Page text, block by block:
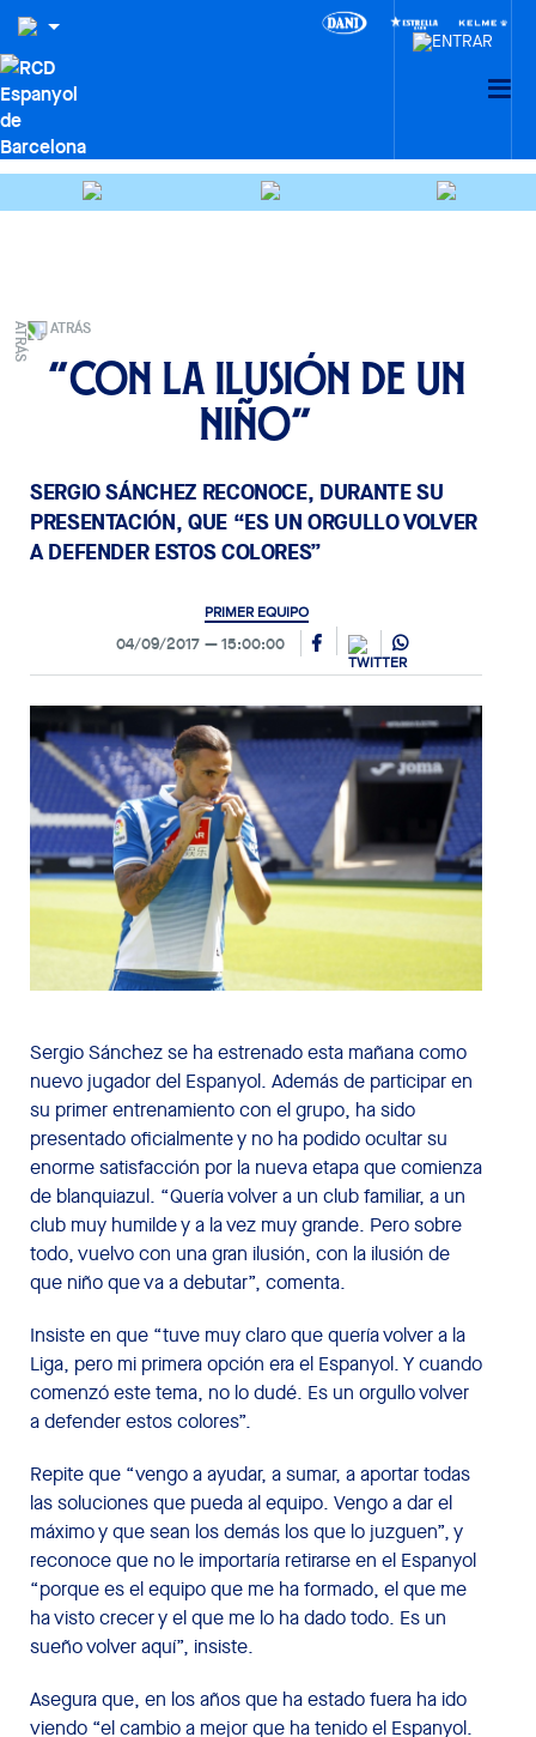
ATRÁS
“Con la ilusión de un
niño”
SERGIO SÁNCHEZ RECONOCE, DURANTE SU
PRESENTACIÓN, QUE “ES UN ORGULLO VOLVER
A DEFENDER ESTOS COLORES”
PRIMER EQUIPO
04/09/2017 15:00:00
Sergio Sánchez se ha estrenado esta mañana como
nuevo jugador del Espanyol. Además de participar en
su primer entrenamiento con el grupo, ha sido
presentado oficialmente y no ha podido ocultar su
enorme satisfacción por la nueva etapa que comienza
de blanquiazul. “Quería volver a un club familiar, a un
club muy humilde y a la vez muy grande. Pero sobre
todo, vuelvo con una gran ilusión, con la ilusión de
que niño que va a debutar”, comenta.
Insiste en que “tuve muy claro que quería volver a la
Liga, pero mi primera opción era el Espanyol. Y cuando
comenzó este tema, no lo dudé. Es un orgullo volver
a defender estos colores”.
Repite que “vengo a ayudar, a sumar, a aportar todas
las soluciones que pueda al equipo. Vengo a dar el
máximo y que sean los demás los que lo juzguen”, y
reconoce que no le importaría retirarse en el Espanyol
“porque es el equipo que me ha formado, el que me
ha visto crecer y el que me lo ha dado todo. Es un
sueño volver aquí”, insiste.
Asegura que, en los años que ha estado fuera ha ido
viendo “el cambio a mejor que ha tenido el Espanyol.